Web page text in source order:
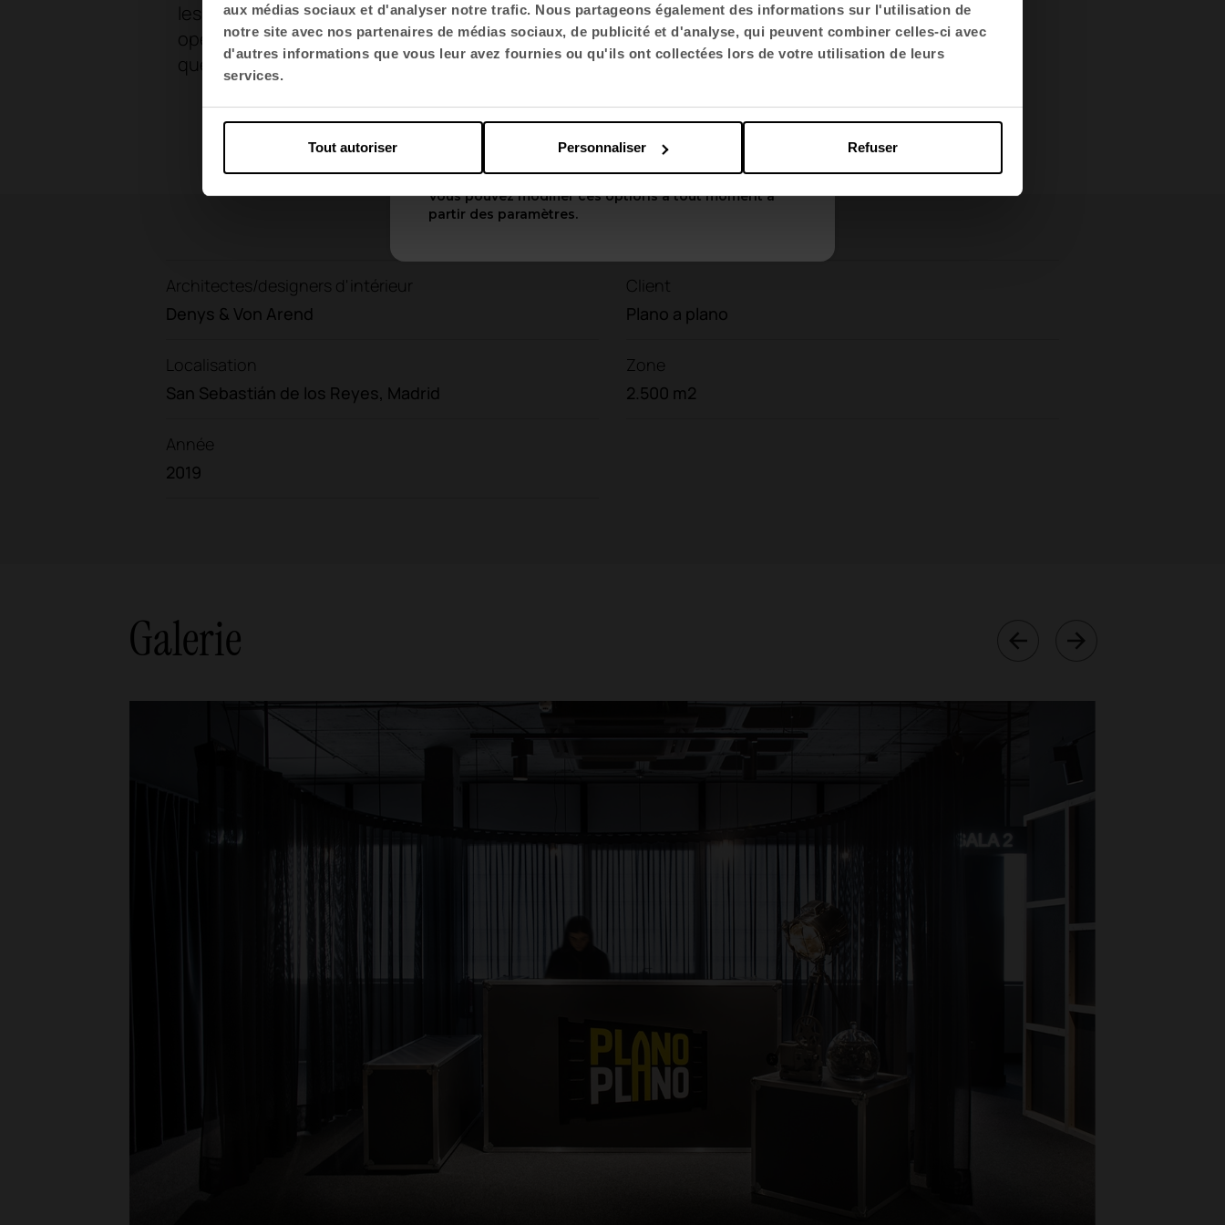
aux médias sociaux et d'analyser notre trafic. Nous partageons également des informations sur l'utilisation de
notre site avec nos partenaires de médias sociaux, de publicité et d'analyse, qui peuvent combiner celles-ci avec
d'autres informations que vous leur avez fournies ou qu'ils ont collectées lors de votre utilisation de leurs
services.
Refuser
Personnaliser
Tout autoriser
les chaises Urban Plus 30 ou la table Trama, équipent la zone de travail polyvalente. Pour les postes
opérationnels et les salles de réunion, les chaises Stay et les tables Vital Plus ont été retenues, tandis
que dans la zone de direction, la Vital Plus Spine apporte une touche distinctive.
Architectes/designers d'intérieur
Denys & Von Arend
Localisation
San Sebastián de los Reyes, Madrid
Année
2019
Client
Plano a plano
Zone
2.500 m2
Galerie
Choisir la langue
Appliquer
Vous pouvez modifier ces options à tout moment à
partir des paramètres.